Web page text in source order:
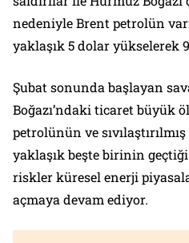
nedeniyle Brent petrolün
yaklaşık 5 dolar yükselerek
Şubat sonunda başlayan
Boğazı’ndaki ticaret büyük
petrolünün ve
yaklaşık beşte birinin
riskler küresel enerji
açmaya devam ediyor.